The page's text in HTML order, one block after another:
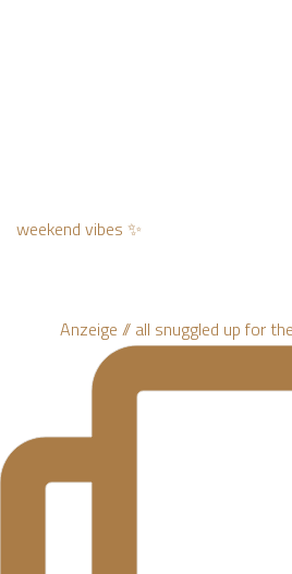
weekend vibes ✨
Anzeige // all snuggled up for